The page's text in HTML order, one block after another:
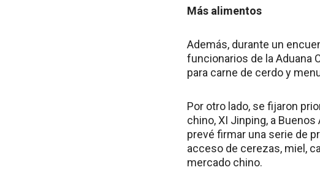
Más alimentos
Además, durante un
funcionarios de la Aduana
para carne de cerdo y
Por otro lado, se fijaron
chino, XI Jinping, a
prevé firmar una serie de
acceso de cerezas, miel,
mercado chino.